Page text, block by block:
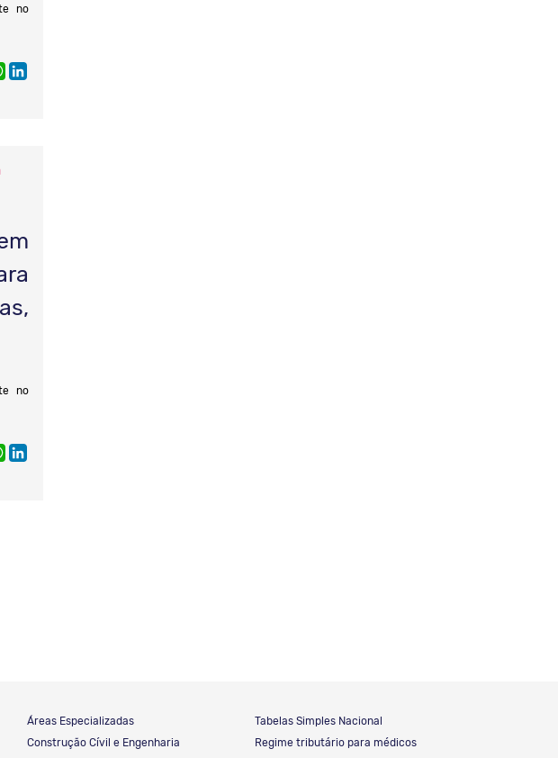
no
WhatsApp
no
WhatsApp
Áreas Especializadas
Construção Cívil e Engenharia
Tabelas Simples Nacional
Regime tributário para médicos